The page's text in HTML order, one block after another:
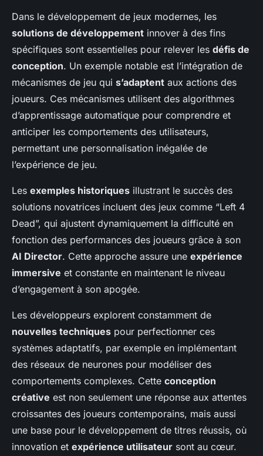
Dans le développement de jeux modernes, les
solutions de développement innover à des fins
spécifiques sont essentielles pour relever les défis de
conception. Un exemple notable est l’intégration de
mécanismes de jeu qui s’adaptent aux actions des
joueurs. Ces mécanismes utilisent des algorithmes
d’apprentissage automatique pour comprendre et
anticiper les comportements des utilisateurs,
permettant une personnalisation inégalée de
l’expérience de jeu.
Les exemples historiques illustrant le succès des
solutions novatrices incluent des jeux comme “Left 4
Dead”, qui ajustent dynamiquement la difficulté en
fonction des performances des joueurs grâce à son
AI Director. Cette approche assure une expérience
immersive et constante en maintenant le niveau
d’engagement à son apogée.
Les développeurs explorent constamment de
nouvelles techniques pour perfectionner ces
systèmes adaptatifs, par exemple en implémentant
des réseaux de neurones pour modéliser des
comportements complexes. Cette conception
créative est non seulement une réponse aux attentes
croissantes des joueurs contemporains, mais aussi
une base pour le développement de titres réussis, où
innovation et expérience utilisateur sont au cœur.